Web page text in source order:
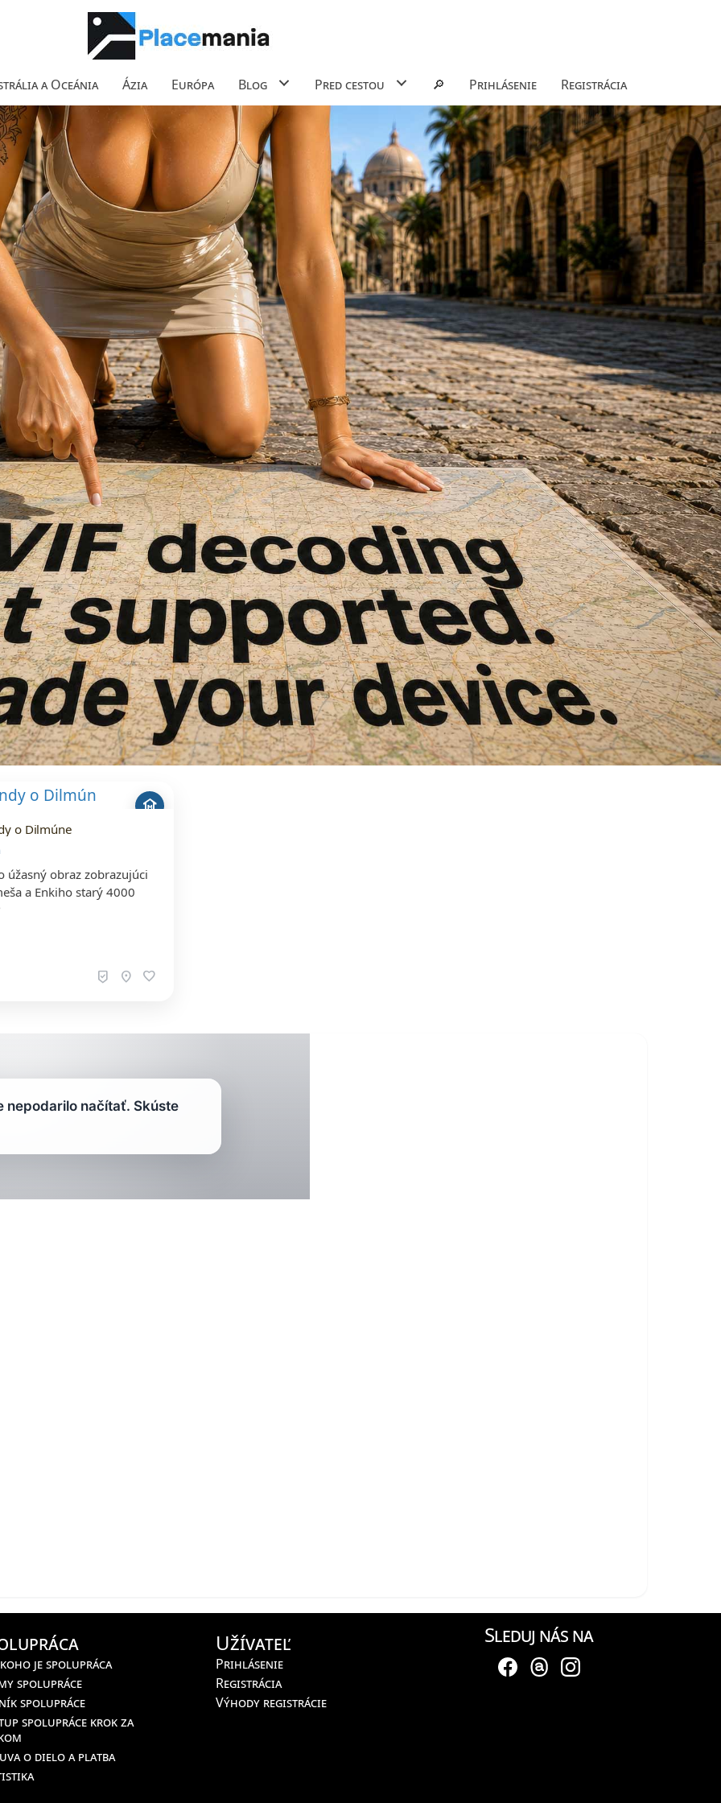
a Oceánia Ázia Európa Blog Pred cestou 🔎 Prihlásenie Registrácia
museum
o Dilmúne
úžasný obraz zobrazujúci
a Enkiho starý 4000
beenhere location_on favorite
nepodarilo načítať. Skúste
je spolupráca
spolupráce
spolupráce
spolupráce krok za
o dielo a platba
Užívateľ
Prihlásenie
Registrácia
Výhody registrácie
Sleduj nás na